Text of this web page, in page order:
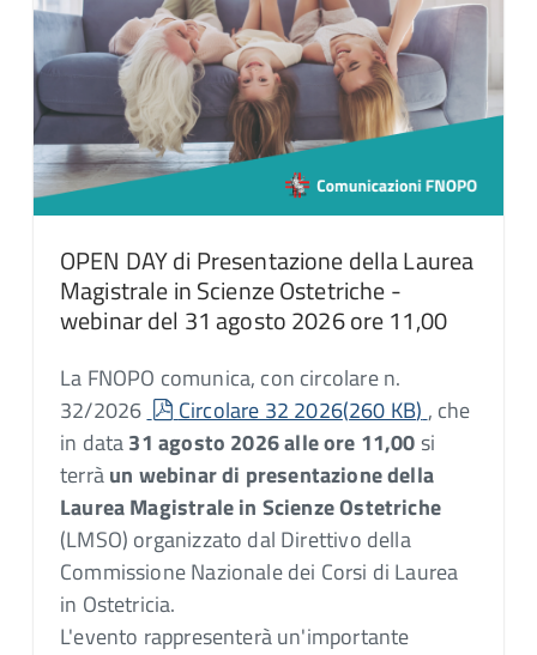
OPEN DAY di Presentazione della Laurea
Magistrale in Scienze Ostetriche -
webinar del 31 agosto 2026 ore 11,00
La FNOPO comunica, con circolare n.
32/2026
pdf
Circolare 32 2026(260 KB) , che
in data31 agosto 2026 alle ore 11,00si
terràun webinar di presentazione della
Laurea Magistrale in Scienze Ostetriche
(LMSO) organizzato dal Direttivo della
Commissione Nazionale dei Corsi di Laurea
in Ostetricia.
L'evento rappresenterà un'importante